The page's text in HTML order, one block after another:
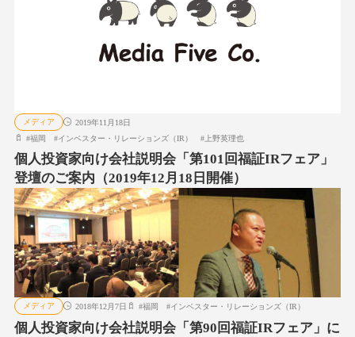
メディア
2019年11月18日
#福岡 #インベスター・リレーションズ（IR） #上野英理也
個人投資家向け会社説明会「第101回福証IRフェア」
登壇のご案内（2019年12月18日開催）
メディア 2018年12月7日 #福岡 #インベスター・リレーションズ（IR）
個人投資家向け会社説明会「第90回福証IRフェア」に